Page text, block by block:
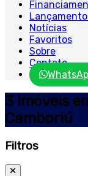
Notícias
Favoritos
Sobre
Contato
3 Imóveis
Camboriú
Filtros